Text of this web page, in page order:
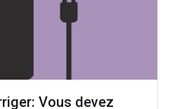
Vous devez